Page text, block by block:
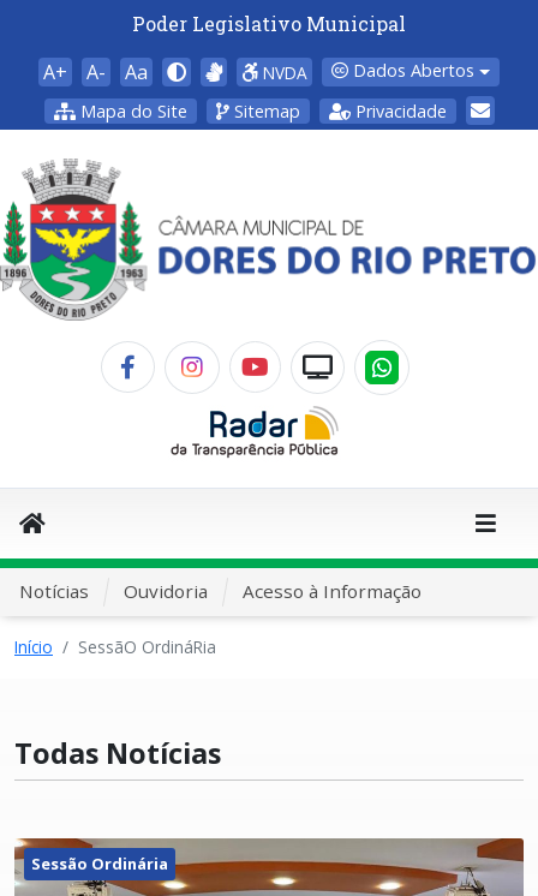
Poder Legislativo Municipal
A+ A- Aa NVDA
Dados Abertos
Mapa do Site
Sitemap Privacidade
Notícias Ouvidoria Acesso à Informação
Início SessãO OrdináRia
Todas Notícias
Sessão Ordinária